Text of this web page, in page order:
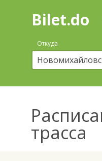
Поиск
покупка
билетов
автобус
онлайн
Bilet.do
Откуда
трасса